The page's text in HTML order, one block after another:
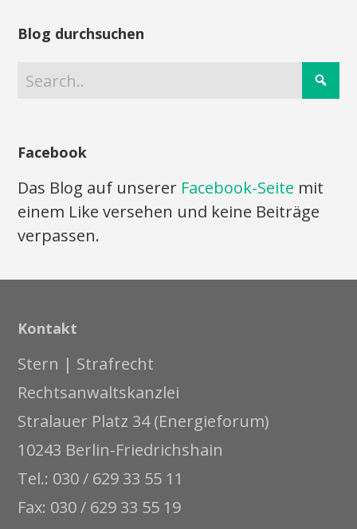
Blog durchsuchen
Facebook
Das Blog auf unserer Facebook-Seite mit
einem Like versehen und keine Beiträge
verpassen.
Kontakt
Stern | Strafrecht
Rechtsanwaltskanzlei
Stralauer Platz 34 (Energieforum)
10243 Berlin-Friedrichshain
Tel.: 030 / 629 33 55 11
Fax: 030 / 629 33 55 19